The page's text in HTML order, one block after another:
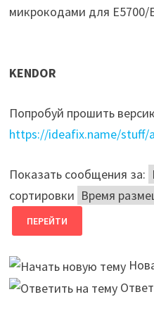
микрокодами для E5700/
KENDOR
Попробуй прошить
https://ideafix.name/stuff/
Показать сообщения за:
сортировки